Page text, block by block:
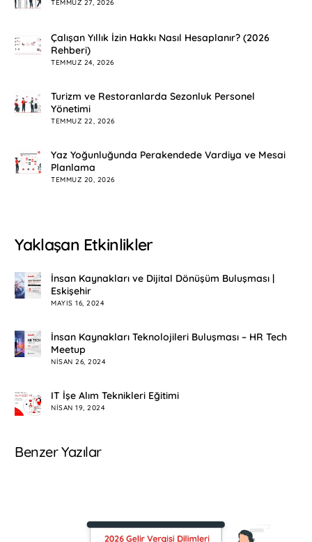
TEMMUZ 27, 2026
Çalışan Yıllık İzin Hakkı Nasıl Hesaplanır? (2026
Rehberi)
TEMMUZ 24, 2026
Turizm ve Restoranlarda Sezonluk Personel
Yönetimi
TEMMUZ 22, 2026
Yaz Yoğunluğunda Perakendede Vardiya ve Mesai
Planlama
TEMMUZ 20, 2026
Yaklaşan Etkinlikler
İnsan Kaynakları ve Dijital Dönüşüm Buluşması |
Eskişehir
MAYIS 16, 2024
İnsan Kaynakları Teknolojileri Buluşması – HR Tech
Meetup
NISAN 26, 2024
IT İşe Alım Teknikleri Eğitimi
NISAN 19, 2024
Benzer Yazılar